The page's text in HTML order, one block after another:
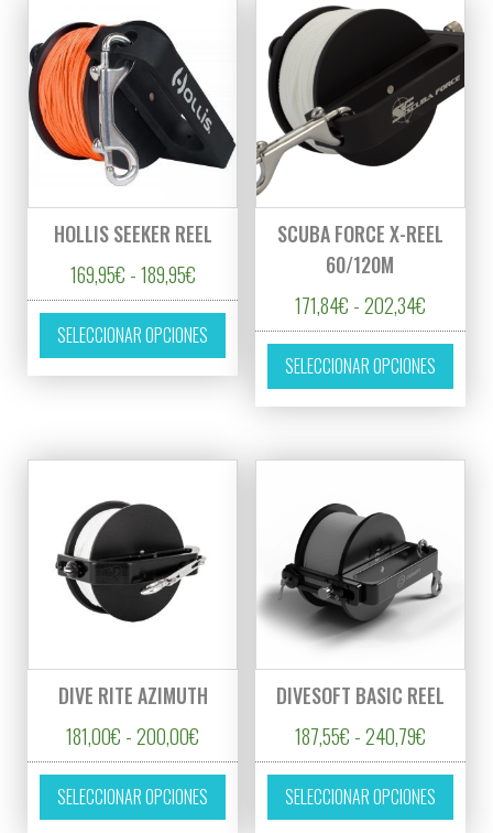
HOLLIS SEEKER REEL
169,95€ -189,95€Rango de precios: desde 169,95€ hasta
SELECCIONAR OPCIONES
Este producto tiene múltiples variantes.
SCUBA FORCE X-REEL
60/120M
171,84€ -202,34€Rango
SELECCIONAR OPCIONES
Este
DIVE RITE AZIMUTH
181,00€ -200,00€ Rango de precios: desde 181,00€ hasta
SELECCIONAR OPCIONES
Este producto tiene múltiples variantes.
DIVESOFT BASIC REEL
187,55€ -240,79€Rango
SELECCIONAR OPCIONES
Este